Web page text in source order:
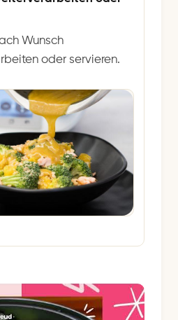
Wunsch
oder servieren.